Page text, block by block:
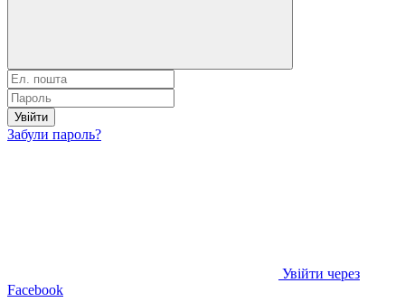
Увійти
Забули пароль?
Увійти через
Facebook